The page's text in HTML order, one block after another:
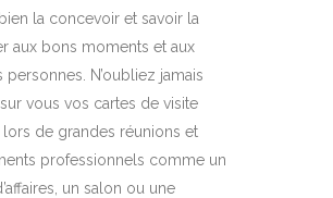
la concevoir et savoir la
aux bons moments et aux
personnes. N’oubliez jamais
sur vous vos cartes de visite
de grandes réunions et
professionnels comme un
un salon ou une